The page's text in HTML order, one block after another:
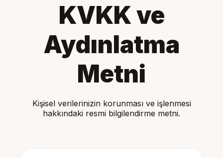
KVKK ve
Aydınlatma
Metni
Kişisel verilerinizin korunması ve işlenmesi
hakkındaki resmi bilgilendirme metni.